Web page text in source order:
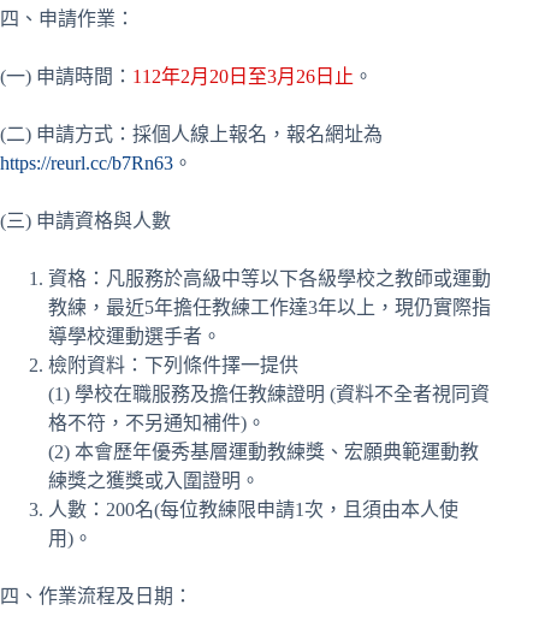
四、申請作業：
(一) 申請時間： 112年2月20日至3月26日止 。
(二) 申請方式：採個人線上報名，報名網址為
https://reurl.cc/b7Rn63 。
(三) 申請資格與人數
資格：凡服務於高級中等以下各級學校之教師或運動
教練，最近5年擔任教練工作達3年以上，現仍實際指
導學校運動選手者。
檢附資料：下列條件擇一提供
(1) 學校在職服務及擔任教練證明 (資料不全者視同資
格不符，不另通知補件)。
(2) 本會歷年優秀基層運動教練獎、宏願典範運動教
練獎之獲獎或入圍證明。
人數：200名(每位教練限申請1次，且須由本人使
用)。
四、作業流程及日期：